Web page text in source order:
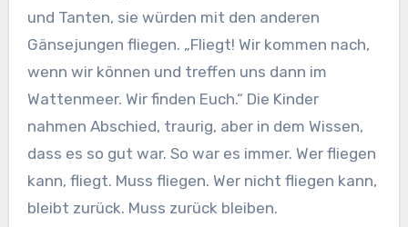
und Tanten, sie würden mit den anderen
Gänsejungen fliegen. „Fliegt! Wir kommen nach,
wenn wir können und treffen uns dann im
Wattenmeer. Wir finden Euch.“ Die Kinder
nahmen Abschied, traurig, aber in dem Wissen,
dass es so gut war. So war es immer. Wer fliegen
kann, fliegt. Muss fliegen. Wer nicht fliegen kann,
bleibt zurück. Muss zurück bleiben.